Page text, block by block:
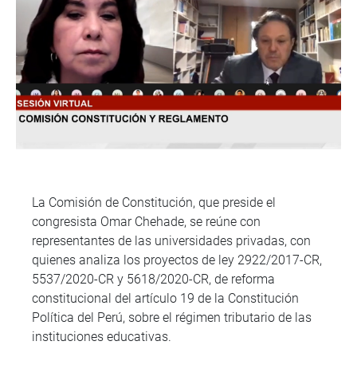
La Comisión de Constitución, que preside el
congresista Omar Chehade, se reúne con
representantes de las universidades privadas, con
quienes analiza los proyectos de ley 2922/2017-CR,
5537/2020-CR y 5618/2020-CR, de reforma
constitucional del artículo 19 de la Constitución
Política del Perú, sobre el régimen tributario de las
instituciones educativas.